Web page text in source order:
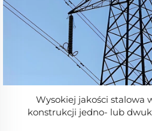
Wysokiej jakości stalowa
konstrukcji jedno- lub